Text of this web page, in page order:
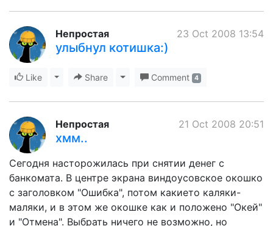
23 Oct 2008 13:54
Непростая
улыбнул котишка:)
Like Toggle Dropdown
Share Toggle Dropdown
Comment 4
21 Oct 2008 20:51
Непростая
хмм..
Сегодня насторожилась при снятии денег с
банкомата. В центре экрана виндоусовское окошко
с заголовком "Ошибка", потом какието каляки-
маляки, и в этом же окошке как и положено "Окей"
и "Отмена". Выбрать ничего не возможно, но